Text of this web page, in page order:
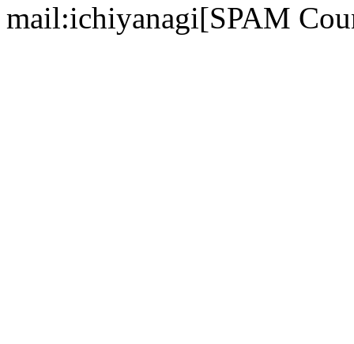
mail:ichiyanagi[SPAM